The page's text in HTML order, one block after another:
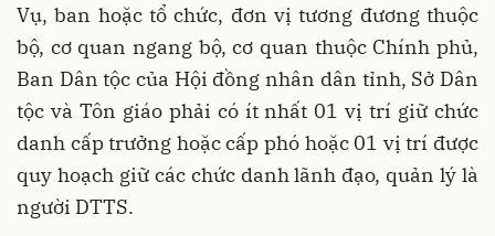
Vụ, ban hoặc tổ chức, đơn vị tương đương thuộc
bộ, cơ quan ngang bộ, cơ quan thuộc Chính phủ,
Ban Dân tộc của Hội đồng nhân dân tỉnh, Sở Dân
tộc và Tôn giáo phải có ít nhất 01 vị trí giữ chức
danh cấp trưởng hoặc cấp phó hoặc 01 vị trí được
quy hoạch giữ các chức danh lãnh đạo, quản lý là
người DTTS.